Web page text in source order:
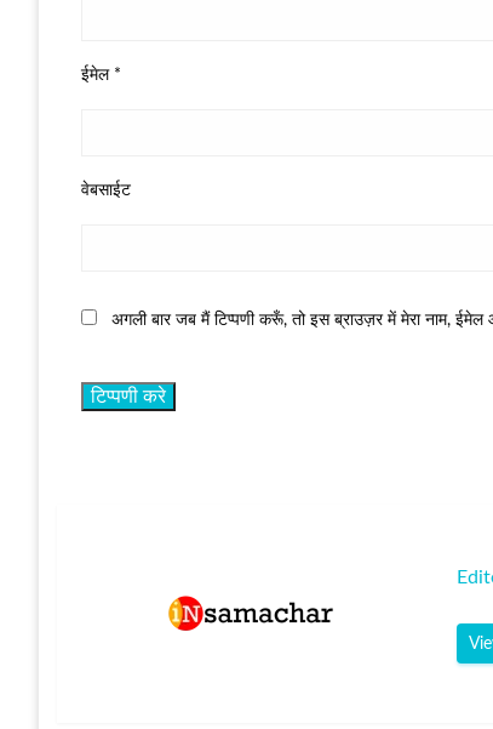
ईमेल *
वेबसाईट
अगली बार जब मैं टिप्पणी करूँ, तो इस ब्राउज़र में मेरा नाम,